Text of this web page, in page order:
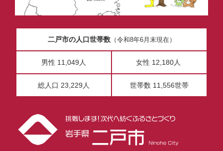
二戸市の人口世帯数（令和8年6月末現在）
男性 11,049人 女性 12,180人
総人口 23,229人 世帯数 11,556世帯